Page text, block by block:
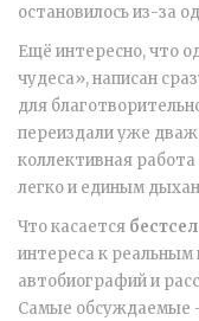
остановилось из-за
Ещё интересно, что
чудеса», написан
для
переиздали уже
коллективная
легко и единым
Что касается
интереса к реальным
автобиографий и
Самые обсуждаемые